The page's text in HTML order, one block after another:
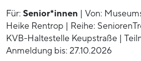
Für: Senior*innen | Von:
Heike Rentrop | Reihe:
KVB-Haltestelle Keupstraße |
Anmeldung bis: 27.10.2026